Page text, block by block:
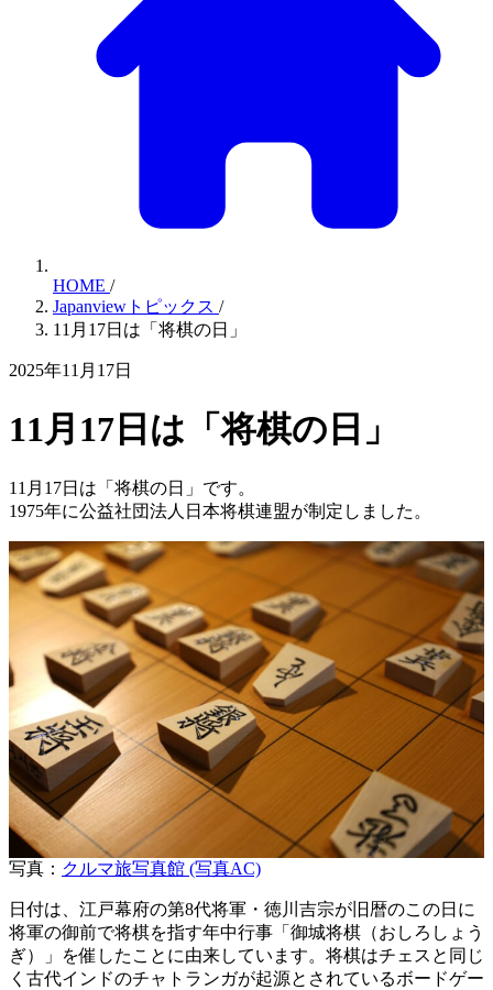
HOME /
Japanviewトピックス /
11月17日は「将棋の日」
2025年11月17日
11月17日は「将棋の日」
11月17日は「将棋の日」です。
1975年に公益社団法人日本将棋連盟が制定しました。
写真： クルマ旅写真館 (写真AC)
日付は、江戸幕府の第8代将軍・徳川吉宗が旧暦のこの日に
将軍の御前で将棋を指す年中行事「御城将棋（おしろしょう
ぎ）」を催したことに由来しています。将棋はチェスと同じ
く古代インドのチャトランガが起源とされているボードゲー